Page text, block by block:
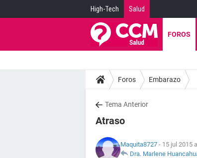
High-Tech Salud
FOROS
Foros Embarazo
Tema Anterior
Atraso
Maquita8727 - 15 jul 2015
Dra. Marlene